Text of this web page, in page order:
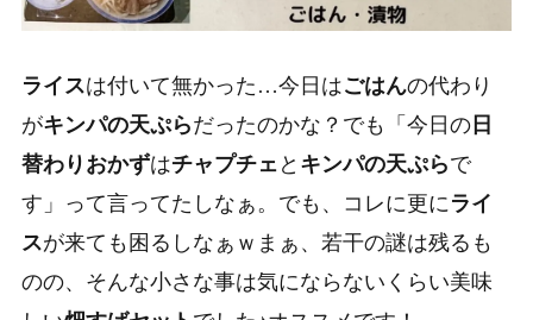
ライスは付いて無かった…今日はごはんの代わり
がキンパの天ぷらだったのかな？でも「今日の日
替わりおかずはチャプチェ と キンパの天ぷらで
す」って言ってたしなぁ。でも、コレに更にライ
スが来ても困るしなぁｗまぁ、若干の謎は残るも
のの、そんな小さな事は気にならないくらい美味